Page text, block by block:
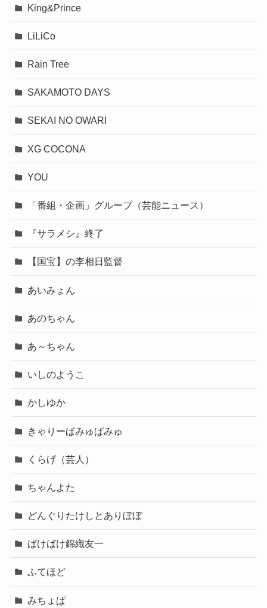
King&Prince
LiLiCo
Rain Tree
SAKAMOTO DAYS
SEKAI NO OWARI
XG COCONA
YOU
「番組・企画」グループ（芸能ニュース）
『サラメシ』終了
【国宝】の李相日監督
あいみょん
あのちゃん
あ～ちゃん
いしのようこ
かしゆか
きゃりーぱみゅぱみゅ
くらげ（芸人）
ちゃんよた
どんぐりたけしとありぼぼ
ばけばけ錦織友一
ふてほど
みちょぱ